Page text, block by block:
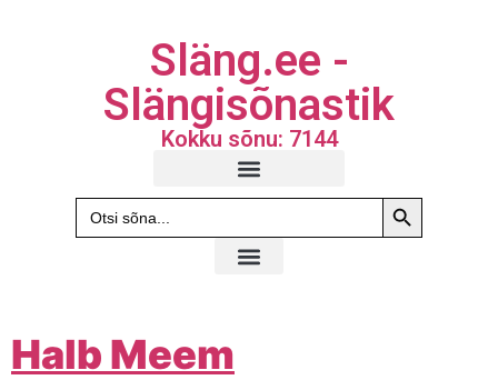
Släng.ee -
Slängisõnastik
Kokku sõnu: 7144
Search
for:
Search
Halb Meem